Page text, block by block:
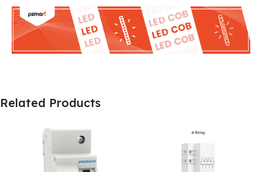
Related Products